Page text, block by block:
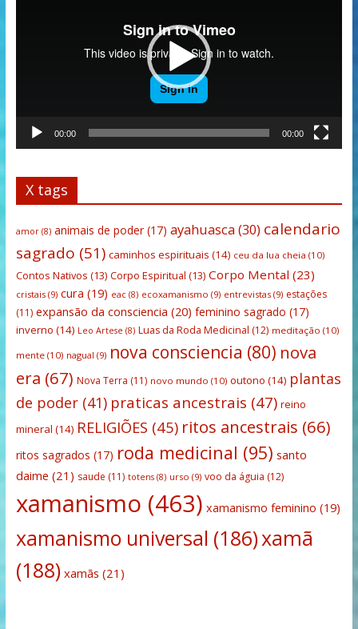
00:00 00:00
X tags
amor(8) animais de poder(17) ayahuasca(30) calendario
sagrado (51) caminhos espirituais (14) ceu da lua cheia (10)
Contos Nativos (13) Corpo Espiritual (13) Corpo Mental (23)
cristais(9) cura (19) eac(8) ecoxamanismo (9) entrevistas(9) estações
(11) expansão da consciencia (20) feminino sagrado (17)
inverno (14) Leo Artese (8) Luas da Roda Medicinal (12) meditação (10)
mente(10) nagual (9) nova consciencia (80) nova
era (67) Nova Terra (11) novo mundo (10) outono (14) plantas
de poder(41) praticas ancestrais (47) reino
mineral (14) RELIGIÕES (45) ritos ancestrais (66)
ritos sagrados (17) roda medicinal (95) santo
daime (21) saude (11) totens(8) urso (9) voo da águia (12)
xamanismo (463) xamanismo feminino (19)
xamanismo universal (186)xamã
(188) xamãs (21)